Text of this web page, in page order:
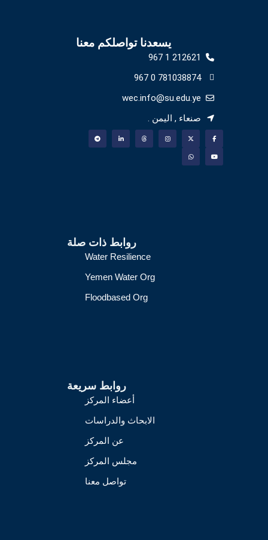
يسعدنا تواصلكم معنا
212621 1 967
781038874 0 967
wec.info@su.edu.ye
صنعاء , اليمن .
روابط ذات صلة
Water Resilience
Yemen Water Org
Floodbased Org
روابط سريعة
أعضاء المركز
الابحاث والدراسات
عن المركز
مجلس المركز
تواصل معنا